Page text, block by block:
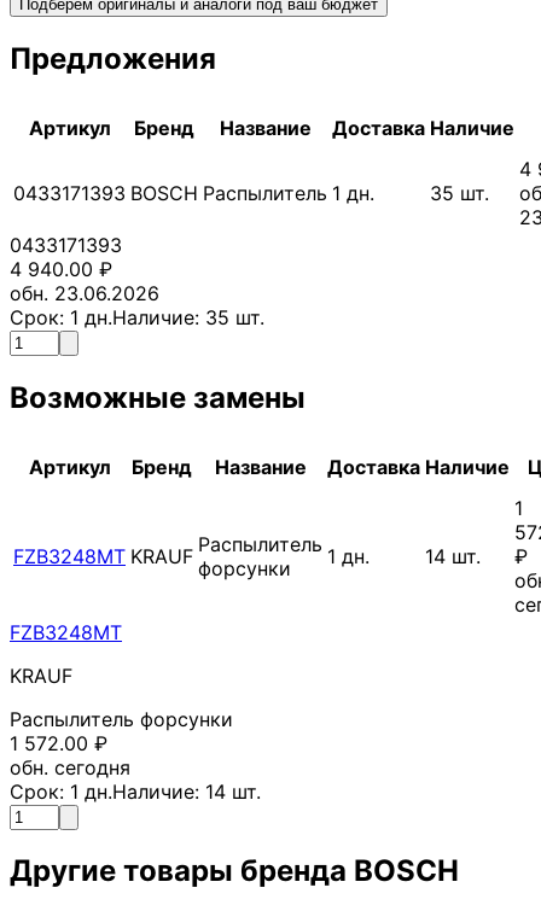
Подберём оригиналы и аналоги под ваш бюджет
Предложения
Артикул Бренд Название Доставка Наличие
0433171393 BOSCH Распылитель 1 дн. 35 шт.
4
0433171393
4 940.00 ₽
обн. 23.06.2026
Срок: 1 дн.Наличие: 35 шт.
Возможные замены
Артикул Бренд Название Доставка Наличие
FZB3248MT KRAUF Распылитель
форсунки
1 дн. 14 шт.
1
₽
FZB3248MT
KRAUF
Распылитель форсунки
1 572.00 ₽
обн. сегодня
Срок: 1 дн.Наличие: 14 шт.
Другие товары бренда BOSCH